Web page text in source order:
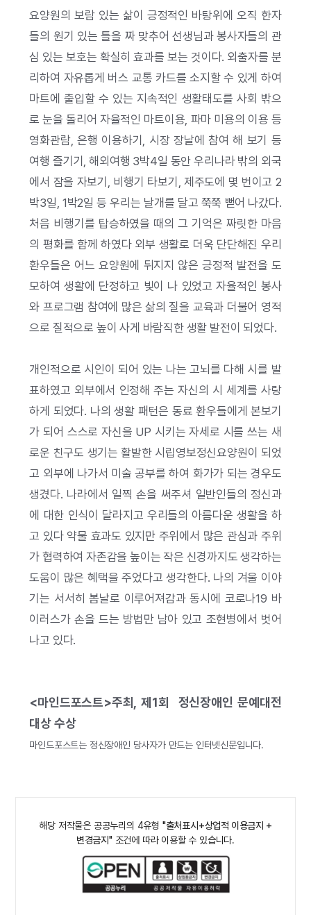
요양원의 보람 있는 삶이 긍정적인 바탕위에 오직 한자
들의 원기 있는 틀을 짜 맞추어 선생님과 봉사자들의 관
심 있는 보호는 확실히 효과를 보는 것이다. 외출자를 분
리하여 자유롭게 버스 교통 카드를 소지할 수 있게 하여
마트에 출입할 수 있는 지속적인 생활태도를 사회 밖으
로 눈을 돌리어 자율적인 마트이용, 파마 미용의 이용 등
영화관람, 은행 이용하기, 시장 장날에 참여 해 보기 등
여행 즐기기, 해외여행 3박4일 동안 우리나라 밖의 외국
에서 잠을 자보기, 비행기 타보기, 제주도에 몇 번이고 2
박3일, 1박2일 등 우리는 날개를 달고 쭉쭉 뻗어 나갔다.
처음 비행기를 탑승하였을 때의 그 기억은 짜릿한 마음
의 평화를 함께 하였다 외부 생활로 더욱 단단해진 우리
환우들은 어느 요양원에 뒤지지 않은 긍정적 발전을 도
모하여 생활에 단정하고 빛이 나 있었고 자율적인 봉사
와 프로그램 참여에 많은 삶의 질을 교육과 더불어 영적
으로 질적으로 높이 사게 바람직한 생활 발전이 되었다.
개인적으로 시인이 되어 있는 나는 고뇌를 다해 시를 발
표하였고 외부에서 인정해 주는 자신의 시 세계를 사랑
하게 되었다. 나의 생활 패턴은 동료 환우들에게 본보기
가 되어 스스로 자신을 UP 시키는 자세로 시를 쓰는 새
로운 친구도 생기는 활발한 시립영보정신요양원이 되었
고 외부에 나가서 미술 공부를 하여 화가가 되는 경우도
생겼다. 나라에서 일찍 손을 써주셔 일반인들의 정신과
에 대한 인식이 달라지고 우리들의 아름다운 생활을 하
고 있다 약물 효과도 있지만 주위에서 많은 관심과 주위
가 협력하여 자존감을 높이는 작은 신경까지도 생각하는
도움이 많은 혜택을 주었다고 생각한다. 나의 겨울 이야
기는 서서히 봄날로 이루어져감과 동시에 코로나19 바
이러스가 손을 드는 방법만 남아 있고 조현병에서 벗어
나고 있다.
<마인드포스트>주최, 제1회 정신장애인 문예대전
대상 수상
마인드포스트는 정신장애인 당사자가 만드는 인터넷신문입니다.
해당 저작물은 공공누리의 4유형 "출처표시+상업적 이용금지 +
변경금지"조건에 따라 이용할 수 있습니다.